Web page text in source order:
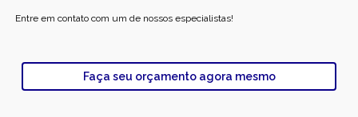
Entre em contato com um de nossos especialistas!
Faça seu orçamento agora mesmo